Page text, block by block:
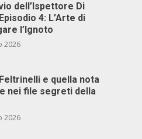
dell’Ispettore Di
4: L’Arte di
l’Ignoto
2026
e quella nota
nei file segreti della
2026